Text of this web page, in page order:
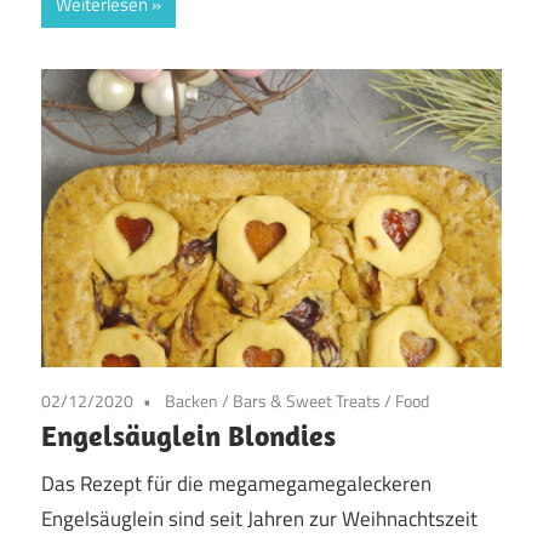
02/12/2020 Backen/ Bars & Sweet Treats/ Food
Engelsäuglein Blondies
Das Rezept für die megamegamegaleckeren
Engelsäuglein sind seit Jahren zur Weihnachtszeit